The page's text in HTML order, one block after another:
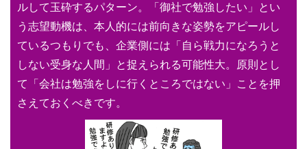
ルして玉砕するパターン。「御社で勉強したい」とい
う志望動機は、本人的には前向きな姿勢をアピールし
ているつもりでも、企業側には「自ら戦力になろうと
しない受身な人間」と捉えられる可能性大。原則とし
て「会社は勉強をしに行くところではない」ことを押
さえておくべきです。